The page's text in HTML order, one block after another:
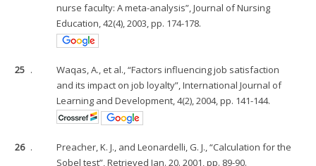
nurse faculty: A meta-analysis”, Journal of Nursing
Education, 42(4), 2003, pp. 174-178.
25 .
Waqas, A., et al., “Factors influencing job satisfaction
and its impact on job loyalty”, International Journal of
Learning and Development, 4(2), 2004, pp. 141-144.
26 .
Preacher, K. J., and Leonardelli, G. J., “Calculation for the
Sobel test”, Retrieved Jan. 20. 2001, pp. 89-90.